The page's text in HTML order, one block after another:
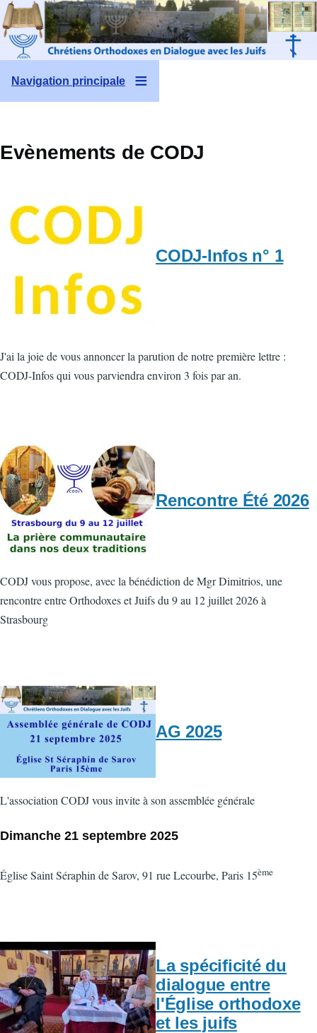
Aller au contenu principal
Navigation principale
Evènements de CODJ
CODJ-Infos n° 1
J'ai la joie de vous annoncer la parution de notre première lettre :
CODJ-Infos qui vous parviendra environ 3 fois par an.
Rencontre Été 2026
CODJ vous propose, avec la bénédiction de Mgr Dimitrios, une
rencontre entre Orthodoxes et Juifs du 9 au 12 juillet 2026 à
Strasbourg
AG 2025
L'association CODJ vous invite à son assemblée générale
Dimanche 21 septembre 2025
Église Saint Séraphin de Sarov, 91 rue Lecourbe, Paris 15ème
La spécificité du
dialogue entre
l'Église orthodoxe
et les juifs